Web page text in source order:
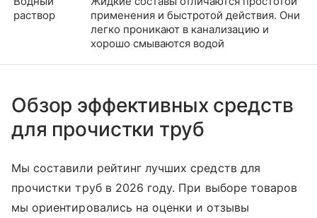
раствор
применения и быстротой действия. Они
легко проникают в канализацию и
хорошо смываются водой
Обзор эффективных средств
для прочистки труб
Мы составили рейтинг лучших средств для
прочистки труб в 2026 году. При выборе товаров
мы ориентировались на оценки и отзывы